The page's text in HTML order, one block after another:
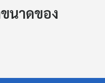
นาดของ